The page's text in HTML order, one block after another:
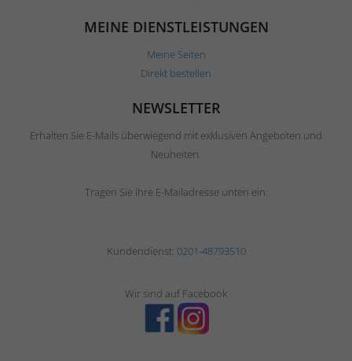
MEINE DIENSTLEISTUNGEN
Meine Seiten
Direkt bestellen
NEWSLETTER
Erhalten Sie E-Mails überwiegend mit exklusiven Angeboten und
Neuheiten.
Tragen Sie Ihre E-Mailadresse unten ein.
Kundendienst: 0201-48793510
Wir sind auf Facebook